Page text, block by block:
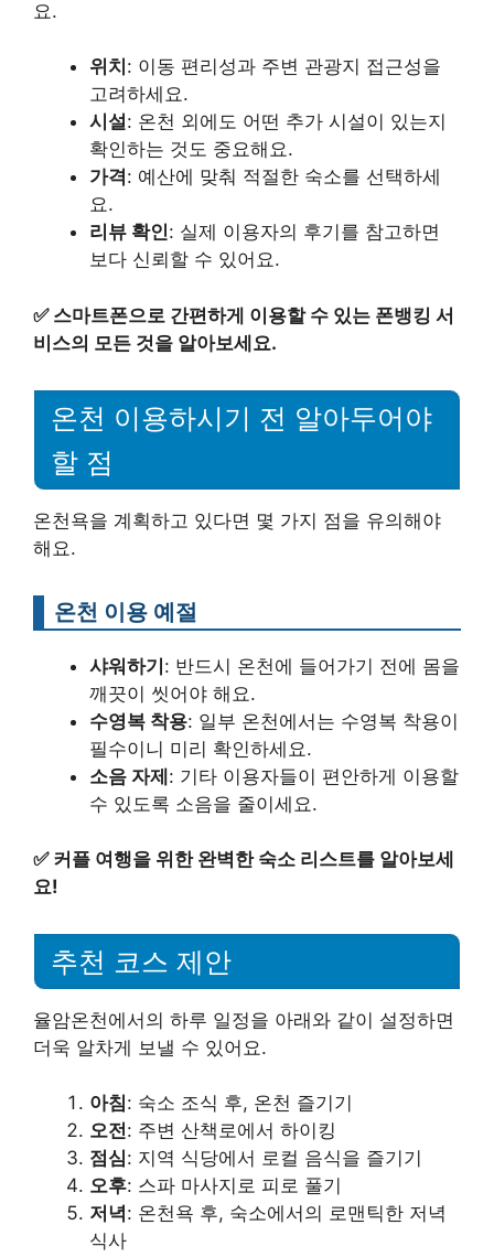
요.
위치 : 이동 편리성과 주변 관광지 접근성을
고려하세요.
시설: 온천 외에도 어떤 추가 시설이 있는지
확인하는 것도 중요해요.
가격: 예산에 맞춰 적절한 숙소를 선택하세
요.
리뷰 확인: 실제 이용자의 후기를 참고하면
보다 신뢰할 수 있어요.
✅ 스마트폰으로 간편하게 이용할 수 있는 폰뱅킹 서
비스의 모든 것을 알아보세요.
온천 이용하시기 전 알아두어야
할 점
온천욕을 계획하고 있다면 몇 가지 점을 유의해야
해요.
온천 이용 예절
샤워하기: 반드시 온천에 들어가기 전에 몸을
깨끗이 씻어야 해요.
수영복 착용: 일부 온천에서는 수영복 착용이
필수이니 미리 확인하세요.
소음 자제: 기타 이용자들이 편안하게 이용할
수 있도록 소음을 줄이세요.
✅ 커플 여행을 위한 완벽한 숙소 리스트를 알아보세
요!
추천 코스 제안
율암온천에서의 하루 일정을 아래와 같이 설정하면
더욱 알차게 보낼 수 있어요.
아침: 숙소 조식 후, 온천 즐기기
오전: 주변 산책로에서 하이킹
점심: 지역 식당에서 로컬 음식을 즐기기
오후: 스파 마사지로 피로 풀기
저녁: 온천욕 후, 숙소에서의 로맨틱한 저녁
식사